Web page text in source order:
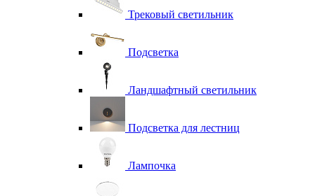
Трековый светильник
Подсветка
Ландшафтный светильник
Подсветка для лестниц
Лампочка